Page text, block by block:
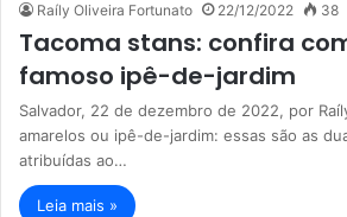
Raíly Oliveira Fortunato 22/12/2022 38
Tacoma stans: confira
famoso ipê-de-jardim
Salvador, 22 de dezembro de 2022, por
amarelos ou ipê-de-jardim: essas são as
atribuídas ao…
Leia mais »